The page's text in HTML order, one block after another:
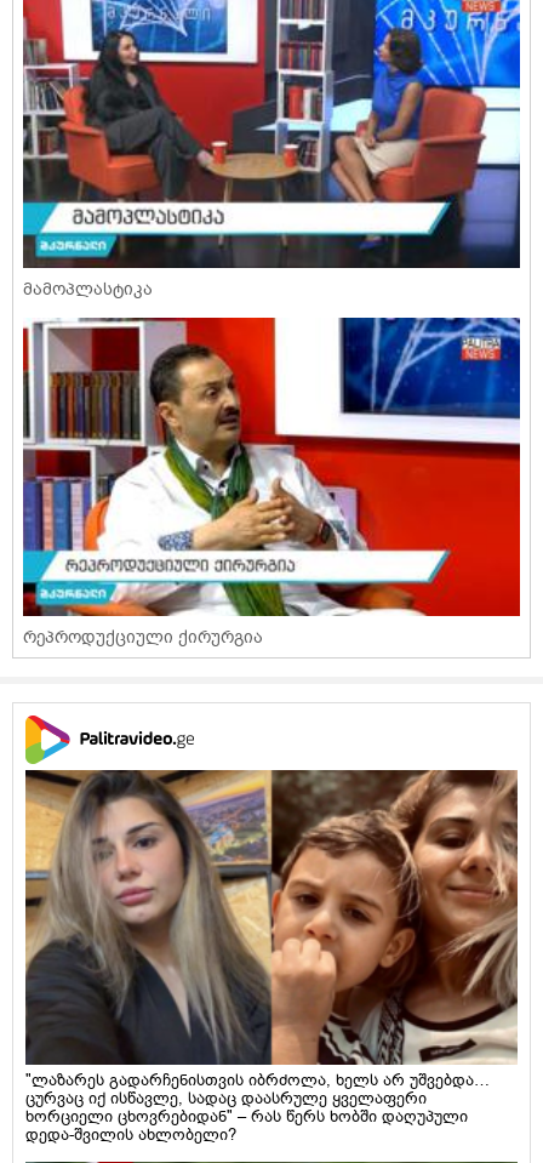
მამოპლასტიკა
რეპროდუქციული ქირურგია
"ლაზარეს გადარჩენისთვის იბრძოლა, ხელს არ უშვებდა…
ცურვაც იქ ისწავლე, სადაც დაასრულე ყველაფერი
ხორციელი ცხოვრებიდან" – რას წერს ხობში დაღუპული
დედა-შვილის ახლობელი?